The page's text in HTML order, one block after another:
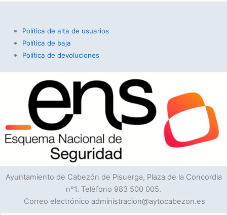
Política de alta de usuarios
Política de baja
Política de devoluciones
Ayuntamiento de Cabezón de Pisuerga, Plaza de la Concordia
nº1. Teléfono 983 500 005.
Correo electrónico administracion@aytocabezon.es